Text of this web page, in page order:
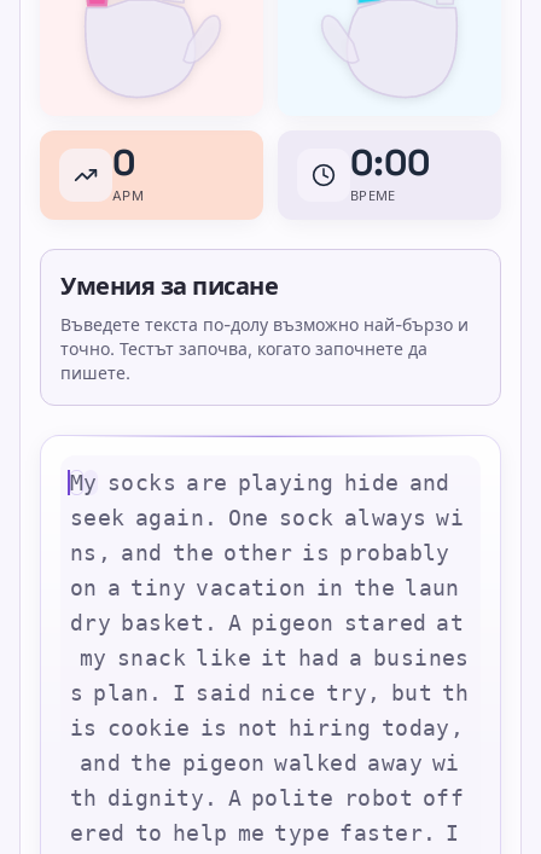
0
APM
0:00
ВРЕМЕ
Умения за писане
Въведете текста по-долу възможно най-бързо и
точно. Тестът започва, когато започнете да
пишете.
My socks a re playing hide and
seek again . One sock always wi
ns , and t he ot he r is p ro ba bly
on a tiny vacation in t he laun
d ry bas ket . A pigeon stared at
my snac k like it had a busines
s plan . I said nice t ry , but t h
is cookie is not hi ring today ,
and t he pigeon wal ked away wi
t h dignity . A polite ro bot off
ered to help me type faste r.
I